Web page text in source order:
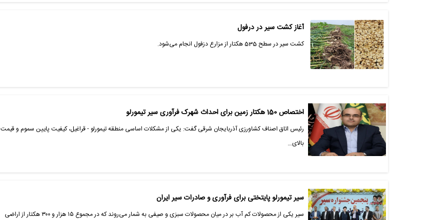
آغاز کشت سیر در درفول
کشت سیر در سطح 535 هکتار از مزارع دزفول انجام می‌شود.
اختصاص 150 هکتار زمین برای احداث شهرک فرآوری سیر تیمورلو
رئیس اتاق اصناف کشاورزی آذربایجان شرقی گفت: یکی از مشکلات اساسی منطقه تیمورلو - قراغیل، کیفیت پایین سموم و قیمت
بالای…
سیر تیمورلو پایتختی برای فرآوری و صادرات سیر ایران
سیر یکی از محصولات کم آب بر در میان محصولات سبزی و صیفی به شمار می‌روند که در مجموع ۱۵ هزار و ۳۰۰ هکتار از اراضی